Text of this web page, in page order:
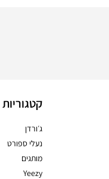
ג׳ורדן
נעלי ספורט
מותגים
Yeezy